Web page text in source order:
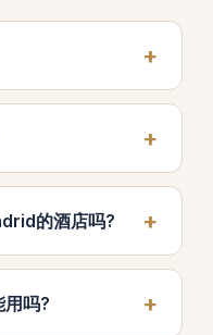
的酒店吗?
吗?